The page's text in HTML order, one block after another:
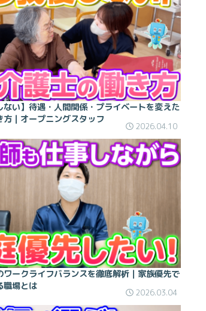
ない】待遇・人間関係・プライベートを変えた
方｜オープニングスタッフ
2026.04.10
ワークライフバランスを徹底解析｜家族優先で
職場とは
2026.03.04